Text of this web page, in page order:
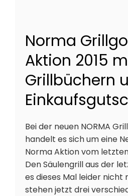
Norma
Aktion 2015
Grillbüchern
Bei der neuen NORMA
handelt es sich um eine
Norma Aktion vom
Den Säulengrill aus der
es dieses Mal leider nicht
stehen jetzt drei